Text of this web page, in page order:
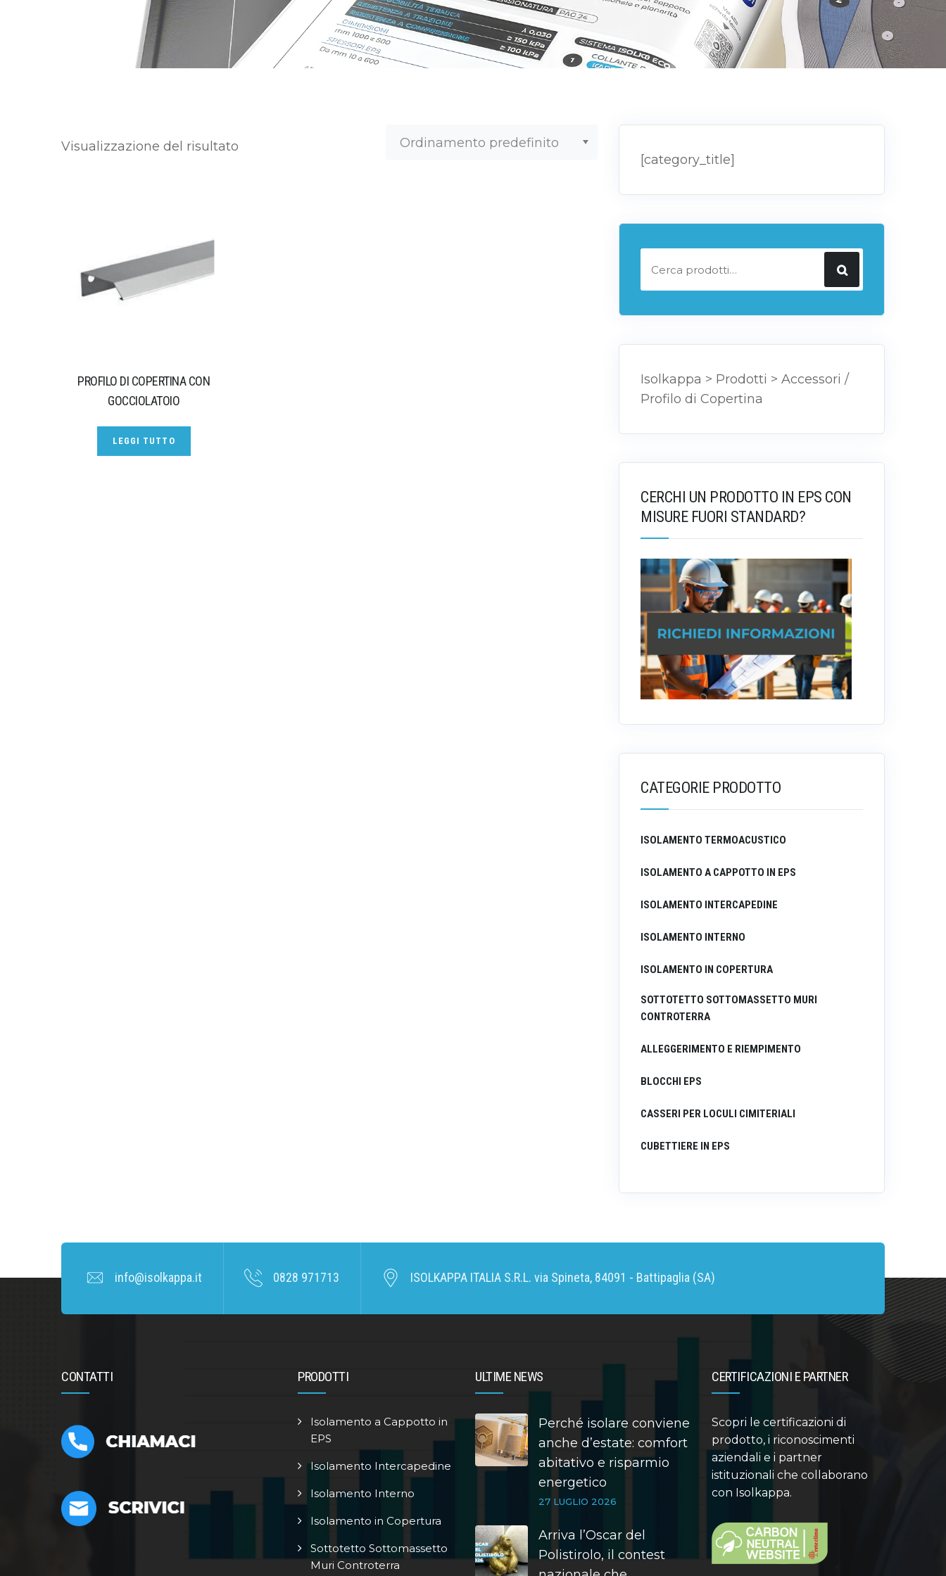
Visualizzazione del risultato
PROFILO DI COPERTINA CON
GOCCIOLATOIO
LEGGI TUTTO
[category_title]
Isolkappa > Prodotti > Accessori /
Profilo di Copertina
CERCHI UN PRODOTTO IN EPS CON
MISURE FUORI STANDARD?
CATEGORIE PRODOTTO
ISOLAMENTO TERMOACUSTICO
ISOLAMENTO A CAPPOTTO IN EPS
ISOLAMENTO INTERCAPEDINE
ISOLAMENTO INTERNO
ISOLAMENTO IN COPERTURA
SOTTOTETTO SOTTOMASSETTO MURI
CONTROTERRA
ALLEGGERIMENTO E RIEMPIMENTO
BLOCCHI EPS
CASSERI PER LOCULI CIMITERIALI
CUBETTIERE IN EPS
info@isolkappa.it 0828 971713 ISOLKAPPA ITALIA S.R.L. via Spineta, 84091 - Battipaglia (SA)
CONTATTI PRODOTTI
Isolamento a Cappotto in
EPS
Isolamento Intercapedine
Isolamento Interno
Isolamento in Copertura
Sottotetto Sottomassetto
Muri Controterra
ULTIME NEWS
Perché isolare conviene
anche d’estate: comfort
abitativo e risparmio
energetico
27 LUGLIO 2026
Arriva l’Oscar del
Polistirolo, il contest
CERTIFICAZIONI E PARTNER
Scopri le certificazioni di
prodotto, i riconoscimenti
aziendali e i partner
istituzionali che collaborano
con Isolkappa.